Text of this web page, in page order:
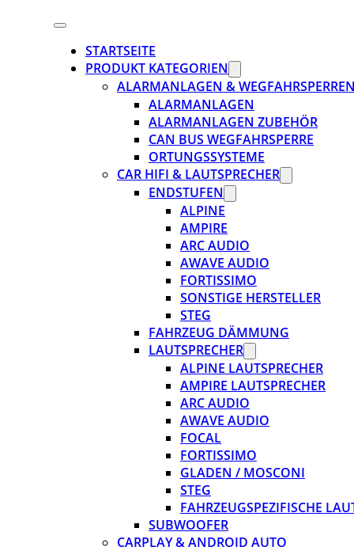
STARTSEITE
PRODUKT KATEGORIEN
ALARMANLAGEN & WEGFAHRSPERREN
ALARMANLAGEN
ALARMANLAGEN ZUBEHÖR
CAN BUS WEGFAHRSPERRE
ORTUNGSSYSTEME
CAR HIFI & LAUTSPRECHER
ENDSTUFEN
ALPINE
AMPIRE
ARC AUDIO
AWAVE AUDIO
FORTISSIMO
SONSTIGE HERSTELLER
STEG
FAHRZEUG DÄMMUNG
LAUTSPRECHER
ALPINE LAUTSPRECHER
AMPIRE LAUTSPRECHER
ARC AUDIO
AWAVE AUDIO
FOCAL
FORTISSIMO
GLADEN / MOSCONI
STEG
FAHRZEUGSPEZIFISCHE
SUBWOOFER
CARPLAY & ANDROID AUTO